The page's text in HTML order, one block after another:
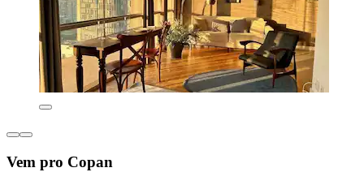
Vem pro Copan